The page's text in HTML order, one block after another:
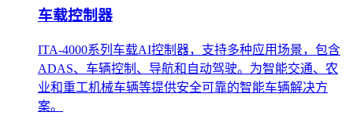
车载控制器
ITA-4000系列车载AI控制器，支持多种应用场景，包含
ADAS、车辆控制、导航和自动驾驶。为智能交通、农
业和重工机械车辆等提供安全可靠的智能车辆解决方
案。